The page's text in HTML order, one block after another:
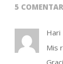
5
Hari
Mis